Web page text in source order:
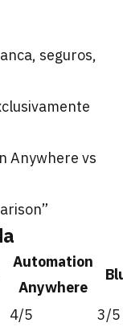
seguros,
Anywhere vs
Automation
Anywhere
4/5
3/5